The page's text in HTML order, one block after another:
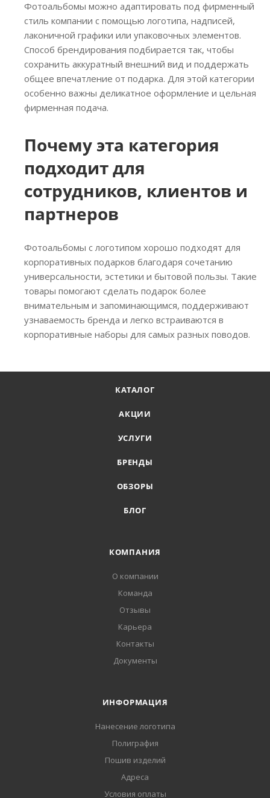
Фотоальбомы можно адаптировать под фирменный
стиль компании с помощью логотипа, надписей,
лаконичной графики или упаковочных элементов.
Способ брендирования подбирается так, чтобы
сохранить аккуратный внешний вид и поддержать
общее впечатление от подарка. Для этой категории
особенно важны деликатное оформление и цельная
фирменная подача.
Почему эта категория
подходит для
сотрудников, клиентов и
партнеров
Фотоальбомы с логотипом хорошо подходят для
корпоративных подарков благодаря сочетанию
универсальности, эстетики и бытовой пользы. Такие
товары помогают сделать подарок более
внимательным и запоминающимся, поддерживают
узнаваемость бренда и легко встраиваются в
корпоративные наборы для самых разных поводов.
КАТАЛОГ
АКЦИИ
УСЛУГИ
БРЕНДЫ
ОБЗОРЫ
БЛОГ
КОМПАНИЯ
О компании
Команда
Отзывы
Карьера
Контакты
Документы
ИНФОРМАЦИЯ
Нанесение логотипа
Полиграфия
Пошив изделий
Адреса
Условия оплаты